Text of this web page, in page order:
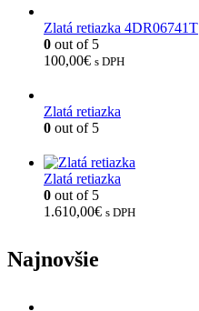
Zlatá retiazka 4DR06741T
0 out of 5
100,00€ s DPH
Zlatá retiazka
0 out of 5
Zlatá retiazka
0 out of 5
1.610,00€ s DPH
Najnovšie